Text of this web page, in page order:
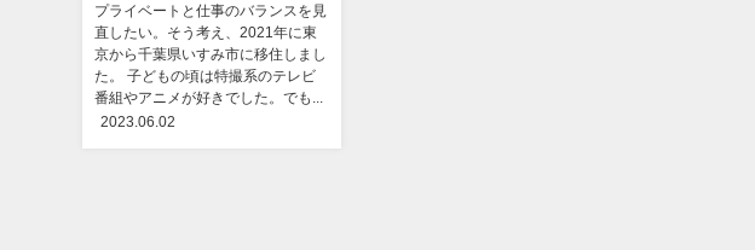
プライベートと仕事のバランスを見
直したい。そう考え、2021年に東
京から千葉県いすみ市に移住しまし
た。 子どもの頃は特撮系のテレビ
番組やアニメが好きでした。でも...
2023.06.02